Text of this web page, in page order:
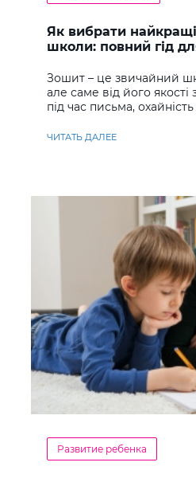
Як вибрати
школи: повний гід
Зошит – це звичайний
але саме від його
під час письма, охайність
ЧИТАТЬ ДАЛЕЕ
Развитие ребенка